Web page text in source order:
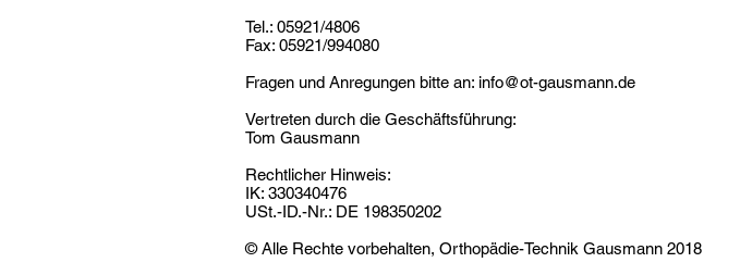
Tel.: 05921/4806
Fax: 05921/994080
Fragen und Anregungen bitte an: info@ot-gausmann.de
Vertreten durch die Geschäftsführung:
Tom Gausmann
Rechtlicher Hinweis:
IK: 330340476
USt.-ID.-Nr.: DE 198350202
© Alle Rechte vorbehalten, Orthopädie-Technik Gausmann 2018